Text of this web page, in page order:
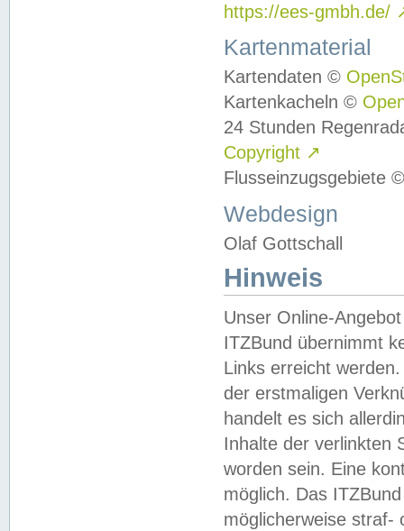
https://ees-gmbh.de/
Kartenmaterial
Kartendaten ©
Kartenkacheln ©
24 Stunden
Copyright ↗
Flusseinzugsgebiete
Webdesign
Olaf Gottschall
Hinweis
Unser Online-
ITZBund übernimmt
Links erreicht
der erstmaligen
handelt es sich
Inhalte der verlinkten
worden sein. Eine
möglich. Das
möglicherweise straf-